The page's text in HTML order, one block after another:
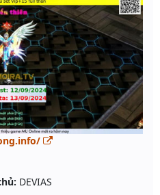
DEVIAS